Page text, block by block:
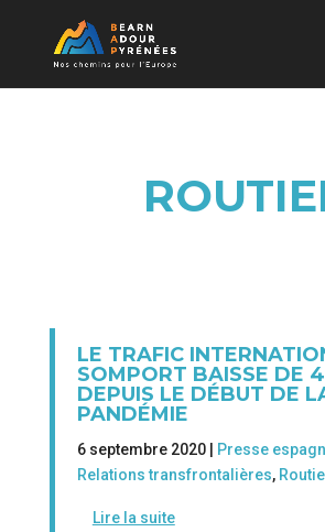
LE TRAFIC
SOMPORT BAISSE DE
DEPUIS LE DÉBUT DE
PANDÉMIE
6 septembre 2020 | Presse
Relations transfrontalières,
Lire la suite